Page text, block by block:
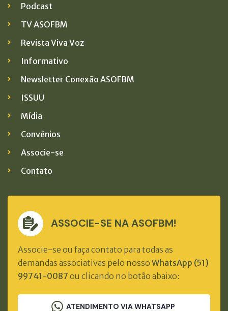
Podcast
TV ASOFBM
Revista Viva Voz
Informativo
Newsletter Conexão ASOFBM
ISSUU
Mídia
Convênios
Associe-se
Contato
ASSOCIE-SE NA ASOFBM!
Associe-se ou faça contato para todas as
demandas associativas pelo nosso WhatsApp (51)
99741-0087 ou clicando no botão abaixo:
ATENDIMENTO VIA WHATSAPP